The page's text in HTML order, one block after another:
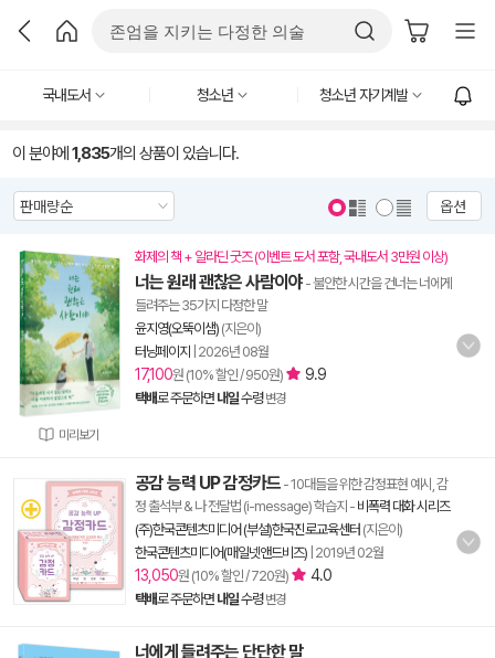
국내도서 청소년 청소년 자기계발
이 분야에 1,835개의 상품이 있습니다.
옵션
미리보기
화제의 책 + 알라딘 굿즈 (이벤트 도서 포함, 국내도서 3만원 이상)
너는 원래 괜찮은 사람이야 - 불안한 시간을 건너는 너에게
들려주는 35가지 다정한 말
윤지영(오뚝이샘) (지은이)
터닝페이지
2026년 08월
17,100원 (10% 할인 / 950원) 9.9
택배로 주문하면 내일수령 변경
공감 능력 UP 감정카드 - 10대들을 위한 감정표현 예시, 감
정 출석부 & 나 전달법 (i-message) 학습지 - 비폭력 대화 시리즈
(주)한국콘텐츠미디어 (부설)한국진로교육센터 (지은이)
한국콘텐츠미디어(매일넷앤드비즈) 2019년 02월
13,050원 (10% 할인 / 720원) 4.0
택배로 주문하면 내일수령 변경
너에게 들려주는 단단한 말